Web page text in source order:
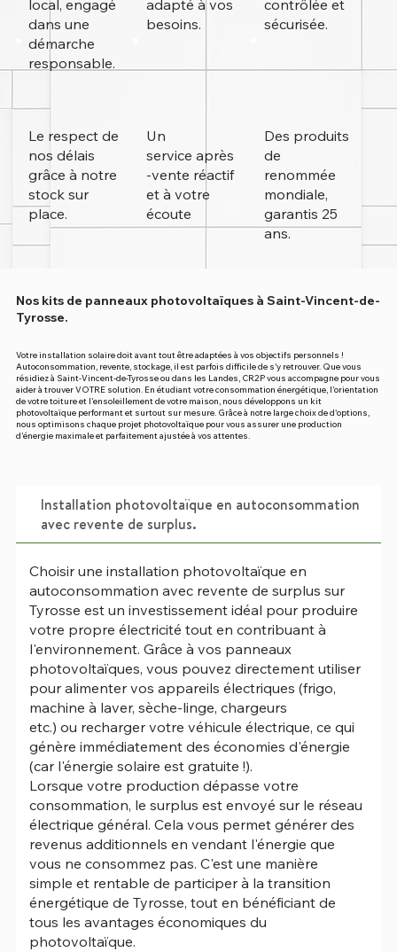
local, engagé
dans une
démarche
responsable.
adapté à vos
besoins.
contrôlée et
sécurisée.
Le respect de
nos délais
grâce à notre
stock sur
place.
Un
serviceaprès
-vente réactif
et à votre
écoute
Des produits
de
renommée
mondiale,
garantis 25
ans.
Nos kits de panneaux photovoltaïques à Saint-Vincent-de-
Tyrosse.
Votre installation solaire doit avant tout être adaptées à vos objectifs personnels !
Autoconsommation, revente, stockage, il est parfois difficile de s'y retrouver. Que vous
résidiez à Saint-Vincent-de-Tyrosse ou dans les Landes, CR2P vous accompagne pour vous
aider à trouver VOTRE solution. En étudiant votre consommation énergétique, l’orientation
de votre toiture et l’ensoleillement de votre maison, nous développons un kit
photovoltaïque performant et surtout sur mesure. Grâce à notre large choix de d'options,
nous optimisons chaque projet photovoltaïque pour vous assurer une production
d’énergie maximale et parfaitement ajustée à vos attentes.
Installation photovoltaïque en autoconsommation
avec revente de surplus.
Choisir une installation photovoltaïque en
autoconsommation avec revente de surplus sur
Tyrosse est un investissement idéal pour produire
votre propre électricité tout en contribuant à
l'environnement. Grâce à vos panneaux
photovoltaïques, vous pouvez directement utiliser
pour alimenter vos appareils électriques (frigo,
machine à laver, sèche-linge, chargeurs
etc.) ou recharger votre véhicule électrique, ce qui
génère immédiatement des économies d'énergie
(car l'énergie solaire est gratuite !).
Lorsque votre production dépasse votre
consommation, le surplus est envoyé sur le réseau
électrique général. Cela vous permet générer des
revenus additionnels en vendant l'énergie que
vous ne consommez pas. C'est une manière
simple et rentable de participer à la transition
énergétique de Tyrosse, tout en bénéficiant de
tous les avantages économiques du
photovoltaïque.